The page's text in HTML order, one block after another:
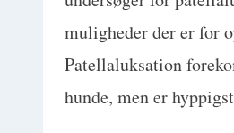
muligheder der er for
Patellaluksation
hunde, men er